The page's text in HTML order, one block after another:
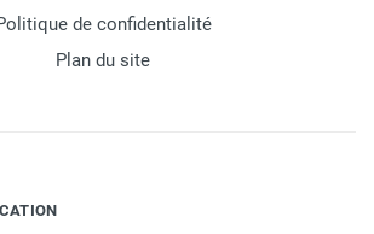
de confidentialité
Plan du site